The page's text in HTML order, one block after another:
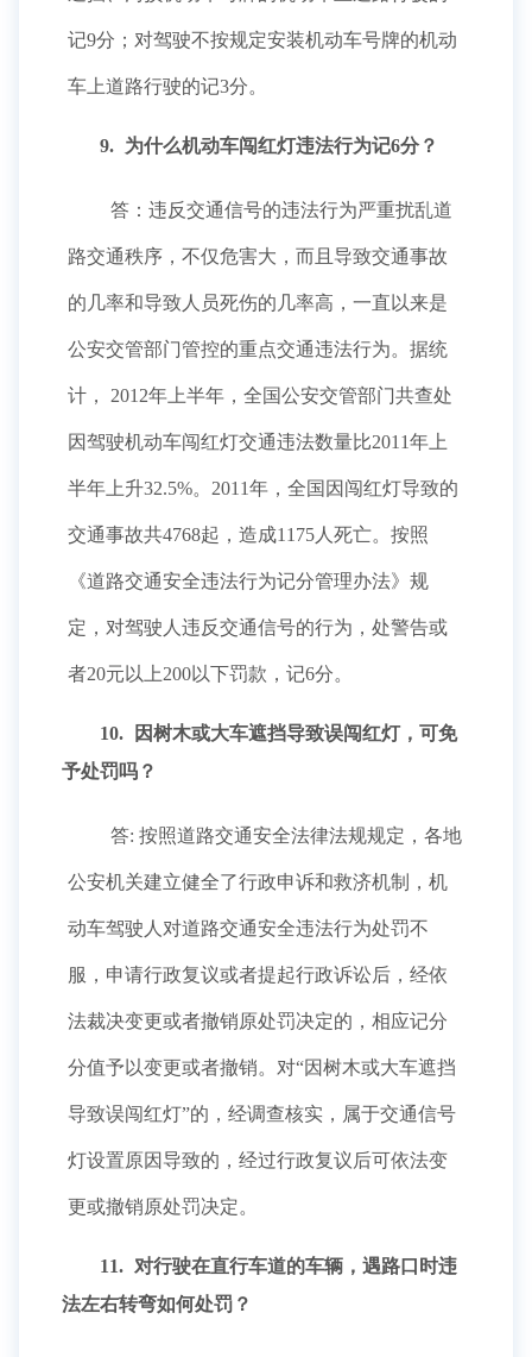
记9分；对驾驶不按规定安装机动车号牌的机动
车上道路行驶的记3分。
9. 为什么机动车闯红灯违法行为记6分？
答：违反交通信号的违法行为严重扰乱道
路交通秩序，不仅危害大，而且导致交通事故
的几率和导致人员死伤的几率高，一直以来是
公安交管部门管控的重点交通违法行为。据统
计， 2012年上半年，全国公安交管部门共查处
因驾驶机动车闯红灯交通违法数量比2011年上
半年上升32.5%。2011年，全国因闯红灯导致的
交通事故共4768起，造成1175人死亡。按照
《道路交通安全违法行为记分管理办法》规
定，对驾驶人违反交通信号的行为，处警告或
者20元以上200以下罚款，记6分。
10.
因树木或大车遮挡导致误闯红灯，可免
予处罚吗？
答: 按照道路交通安全法律法规规定，各地
公安机关建立健全了行政申诉和救济机制，机
动车驾驶人对道路交通安全违法行为处罚不
服，申请行政复议或者提起行政诉讼后，经依
法裁决变更或者撤销原处罚决定的，相应记分
分值予以变更或者撤销。对“因树木或大车遮挡
导致误闯红灯”的，经调查核实，属于交通信号
灯设置原因导致的，经过行政复议后可依法变
更或撤销原处罚决定。
11. 对行驶在直行车道的车辆，遇路口时违
法左右转弯如何处罚？